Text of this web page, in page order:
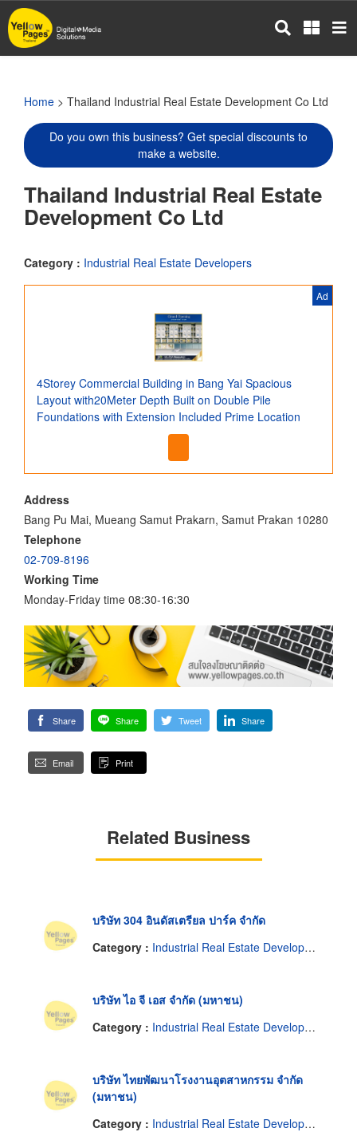
Skip
to
main
Home > Thailand Industrial Real Estate Development Co Ltd
Do you own this business? Get special discounts to
make a website.
Thailand Industrial Real Estate
Development Co Ltd
Category : Industrial Real Estate Developers
Ad
4Storey Commercial Building in Bang Yai Spacious
Layout with20Meter Depth Built on Double Pile
Foundations with Extension Included Prime Location
Address
Bang Pu Mai, Mueang Samut Prakarn, Samut Prakan 10280
Telephone
02-709-8196
Working Time
Monday-Friday time 08:30-16:30
Share Share Tweet Share
Email Print
Related Business
บริษัท 304 อินดัสเตรียล ปาร์ค จำกัด
Category : Industrial Real Estate Developers
บริษัท ไอ จี เอส จำกัด (มหาชน)
Category : Industrial Real Estate Developers
บริษัท ไทยพัฒนาโรงงานอุตสาหกรรม จำกัด
(มหาชน)
Category : Industrial Real Estate Developers